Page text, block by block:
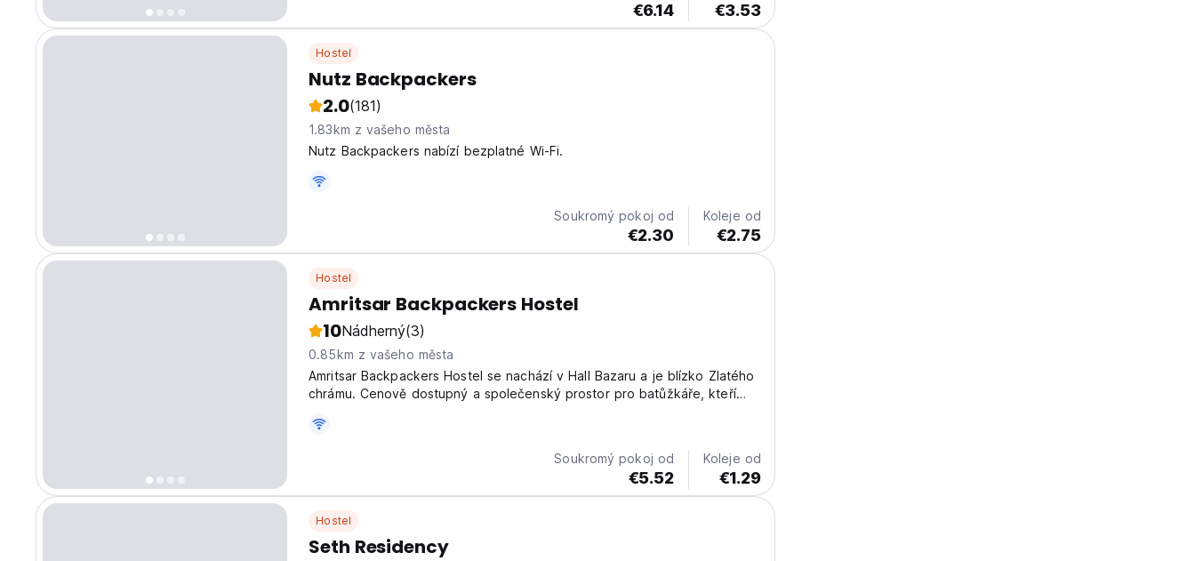
€6.14 €3.53
Hostel
Nutz Backpackers
2.0(181)
1.83km z vašeho města
Nutz Backpackers nabízí bezplatné Wi-Fi.
Soukromý pokoj od
€2.30
Koleje od
€2.75
Hostel
Amritsar Backpackers Hostel
10Nádherný(3)
0.85km z vašeho města
Amritsar Backpackers Hostel se nachází v Hall Bazaru a je blízko Zlatého
chrámu. Cenově dostupný a společenský prostor pro batůžkáře, kteří
language)
Soukromý pokoj od
€5.52
Koleje od
€1.29
Hostel
Seth Residency